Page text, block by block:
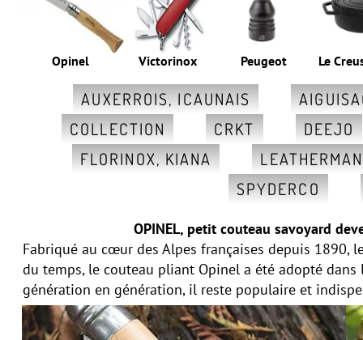
AUXERROIS, ICAUNAIS
COLLECTION
CRKT
DEEJO
FLORINOX, KIANA
LEATHERMAN
SPYDERCO
Peugeot Le
Victorinox
Opinel
OPINEL, petit couteau savoyard
Fabriqué au cœur des Alpes françaises depuis 1890,
du temps, le couteau pliant Opinel a été adopté
génération en génération, il reste populaire et